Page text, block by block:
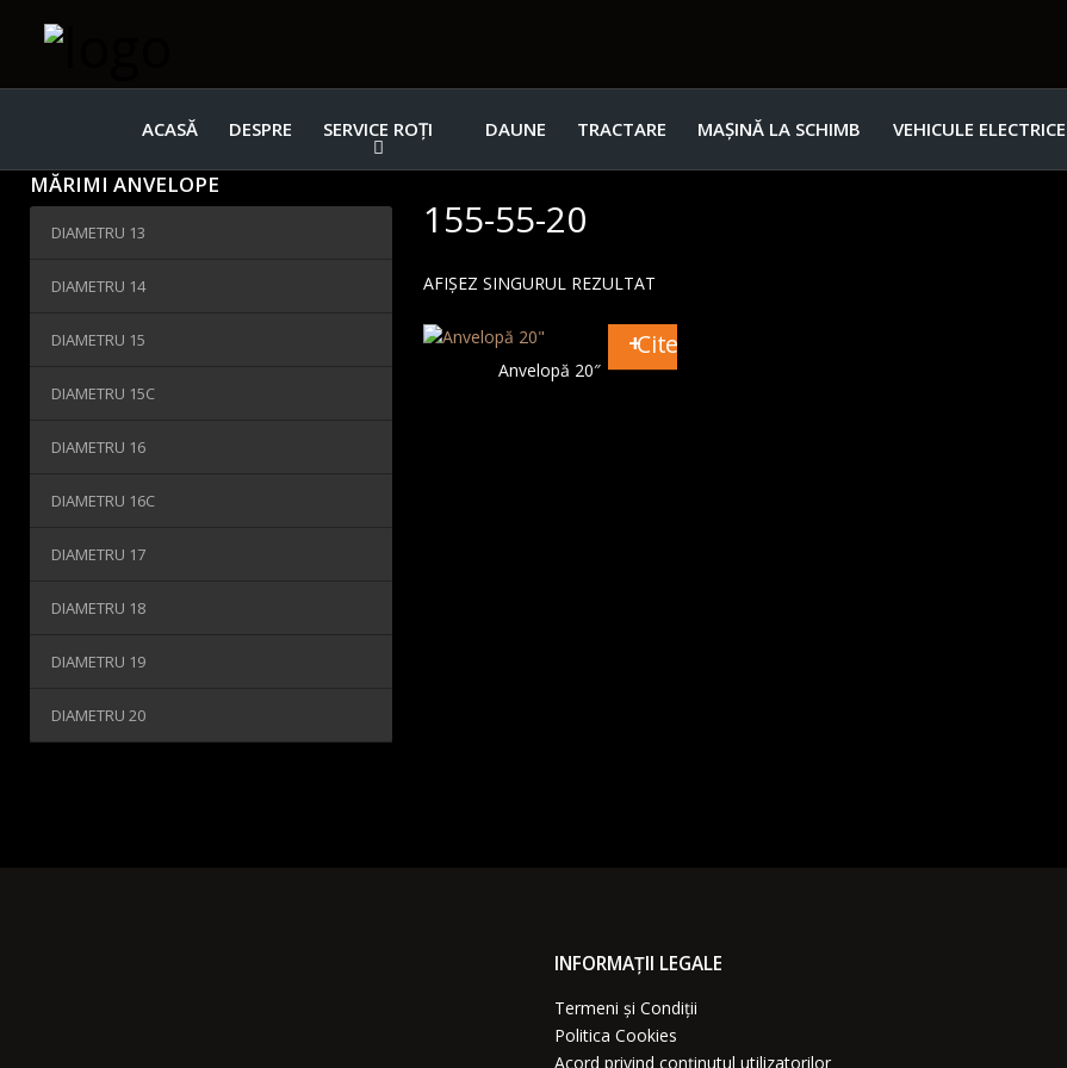
ACASĂ DESPRE SERVICE ROȚI DAUNE TRACTARE MAȘINĂ LA SCHIMB VEHICULE ELECTRICE
MĂRIMI ANVELOPE
DIAMETRU 13
DIAMETRU 14
DIAMETRU 15
DIAMETRU 15C
DIAMETRU 16
DIAMETRU 16C
DIAMETRU 17
DIAMETRU 18
DIAMETRU 19
DIAMETRU 20
155-55-20
AFIȘEZ SINGURUL REZULTAT
Anvelopă 20″
Citește mai mult
INFORMAȚII LEGALE
Termeni și Condiții
Politica Cookies
Acord privind conținutul utilizatorilor